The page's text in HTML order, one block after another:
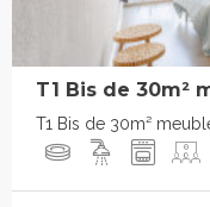
T1 Bis de 30m²
T1 Bis de 30m²